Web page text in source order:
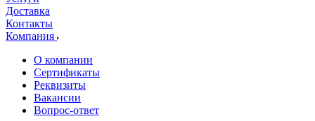
Доставка
Контакты
Компания
О компании
Сертификаты
Реквизиты
Вакансии
Вопрос-ответ